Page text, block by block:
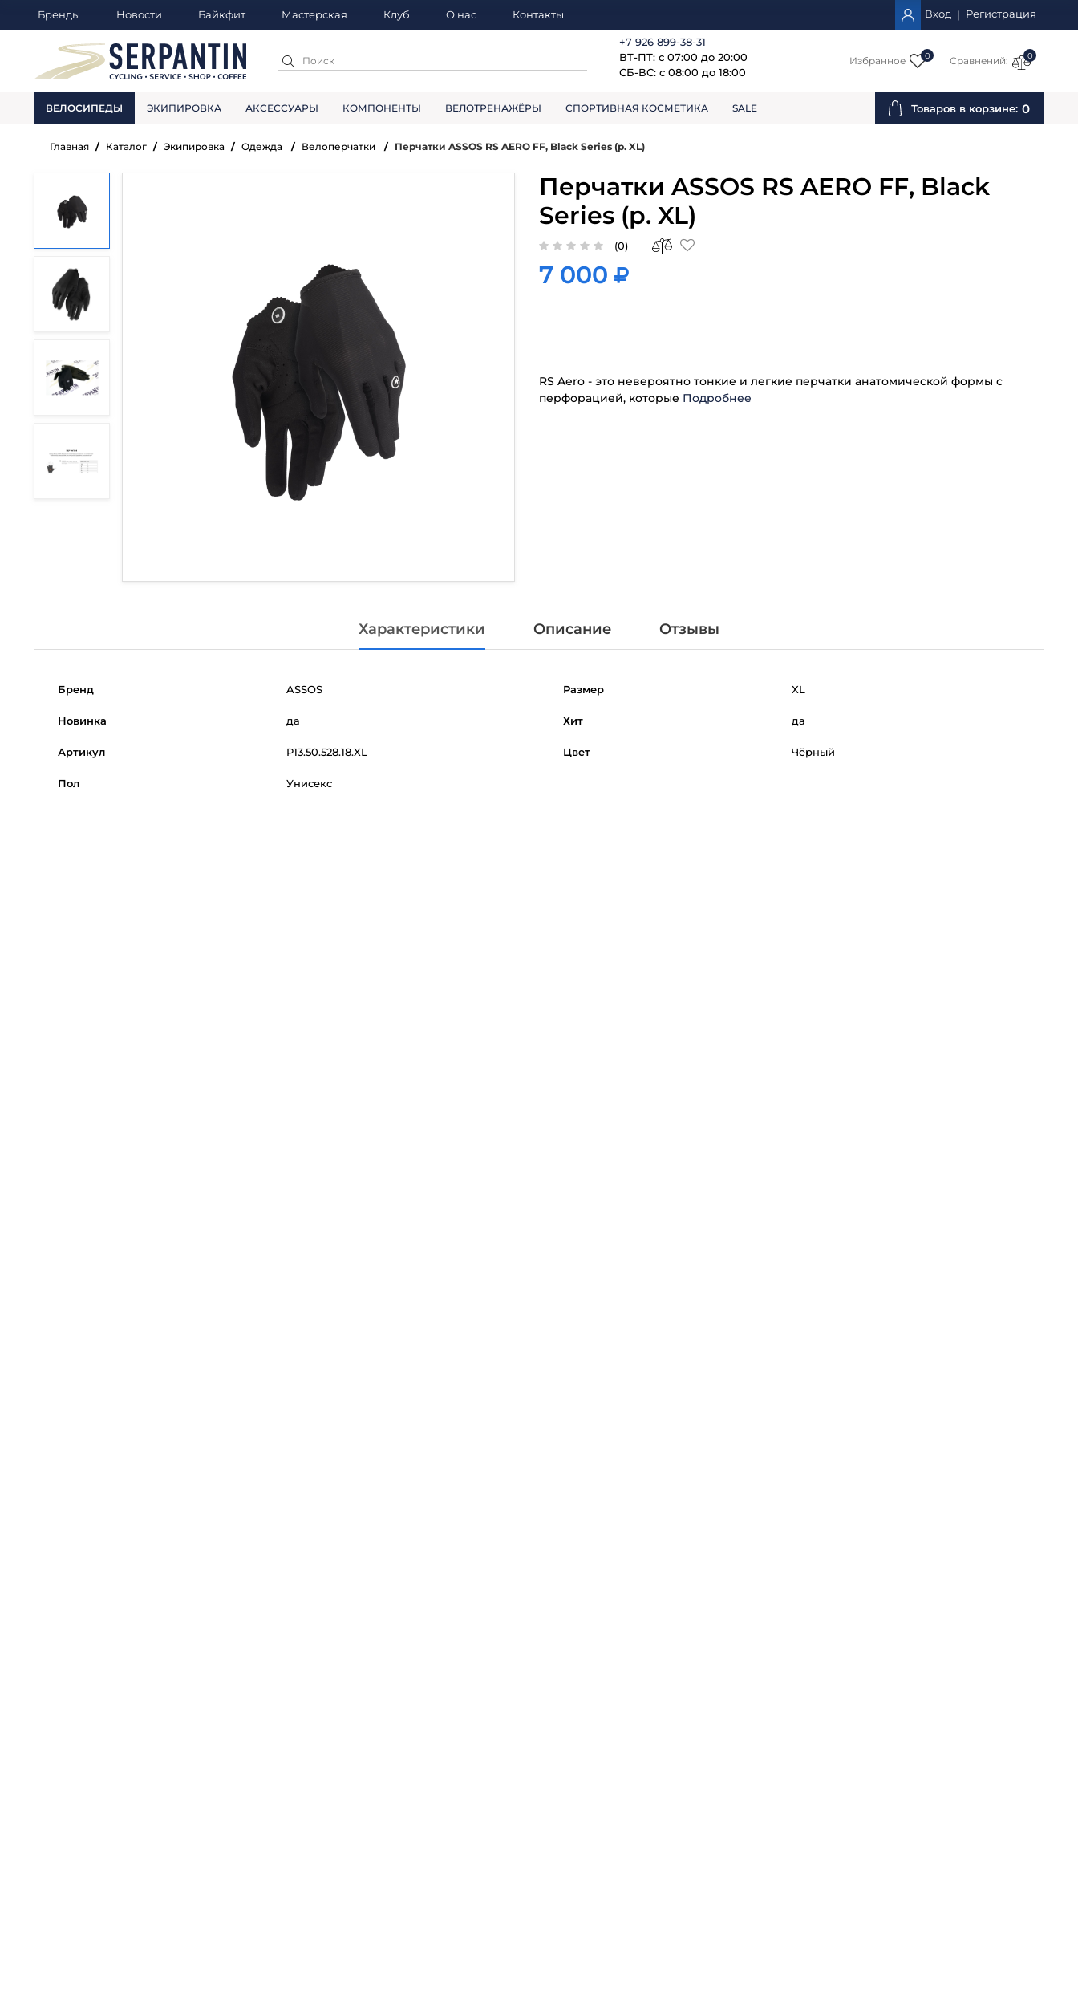
Бренды Новости Байкфит Мастерская Клуб О нас Контакты Вход | Регистрация
+7 926 899-38-31
ВТ-ПТ: с 07:00 до 20:00
СБ-ВС: с 08:00 до 18:00
Избранное 0 Сравнений: 0
ВЕЛОСИПЕДЫ ЭКИПИРОВКА АКСЕССУАРЫ КОМПОНЕНТЫ ВЕЛОТРЕНАЖЁРЫ СПОРТИВНАЯ КОСМЕТИКА SALE Товаров в корзине: 0
Главная Каталог Экипировка Одежда Велоперчатки Перчатки ASSOS RS AERO FF, Black Series (р. XL)
Перчатки ASSOS RS AERO FF, Black
Series (р. XL)
(0)
7 000
RS Aero - это невероятно тонкие и легкие перчатки анатомической формы с
перфорацией, которые Подробнее
Характеристики Описание Отзывы
Бренд ASSOS Размер XL
Новинка да Хит да
Артикул P13.50.528.18.XL Цвет Чёрный
Пол Унисекс